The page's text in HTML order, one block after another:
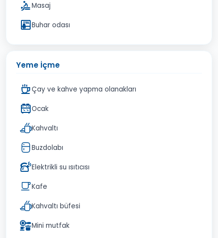
Masaj
Buhar odası
Yeme İçme
Çay ve kahve yapma olanakları
Ocak
Kahvaltı
Buzdolabı
Elektrikli su ısıtıcısı
Kafe
Kahvaltı büfesi
Mini mutfak